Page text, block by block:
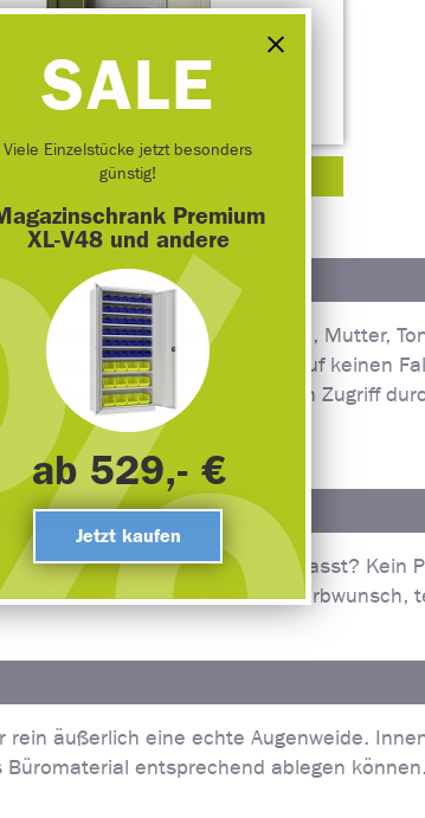
PREMIUM XL VZW
für Schrauben, Mutter,
geht, dass die Feuchtigkeit auf keinen
sind, was einen unbefugten Zugriff
Interieur des Raumes passt? Kein
Haben Sie einen anderen Farbwunsch,
äußerlich eine echte Augenweide.
entsprechend ablegen
SALE
Viele Einzelstücke jetzt besonders
günstig!
Premium
XL-V48 und andere
ab 529,- €
Jetzt kaufen